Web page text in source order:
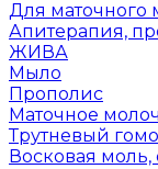
Для маточного
Апитерапия,
ЖИВА
Мыло
Прополис
Маточное
Трутневый
Восковая моль,